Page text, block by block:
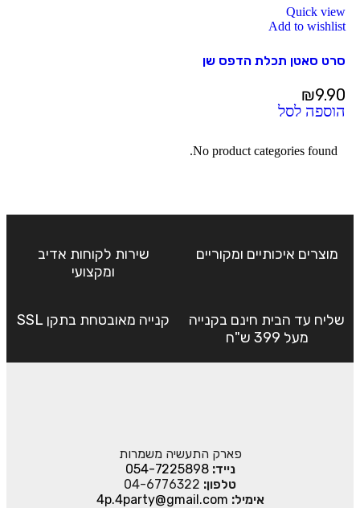
Quick view
Add to wishlist
סרט סאטן תכלת הדפס שן
₪9.90
הוספה לסל
No product categories found.
מוצרים איכותיים ומקוריים
שירות לקוחות אדיב
ומקצועי
שליח עד הבית חינם בקנייה
מעל 399 ש"ח
קנייה מאובטחת בתקן SSL
פארק התעשיה משמרות
נייד:054-7225898
טלפון: 04-6776322
אימיל: 4p.4party@gmail.com